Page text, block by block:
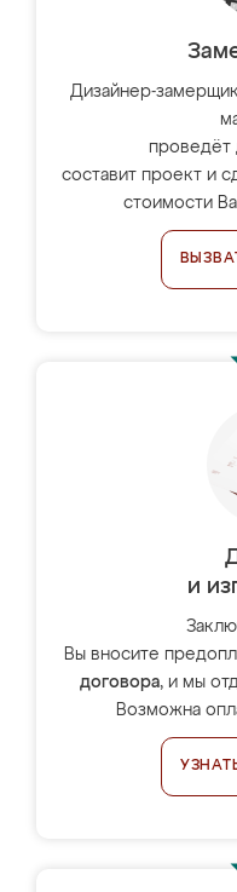
Дизайнер-
проведёт
составит проект и
стоимости
и
Вы вносите
договора, и мы
Возможна